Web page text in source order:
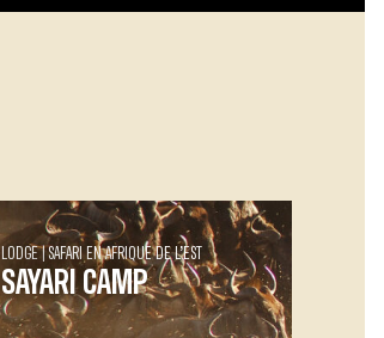
LODGE SAFARI EN AFRIQUE DE L’EST
SAYARI CAMP